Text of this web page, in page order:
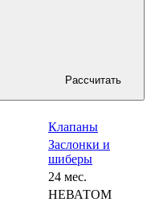
Рассчитать
Клапаны
Заслонки и
шиберы
24 мес.
НЕВАТОМ